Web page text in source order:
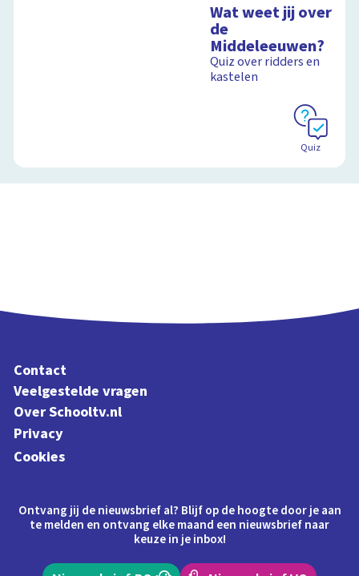
Wat weet jij over
de
Middeleeuwen?
Quiz over ridders en
kastelen
Quiz
Contact
Veelgestelde vragen
Over Schooltv.nl
Privacy
Cookies
Ontvang jij de nieuwsbrief al? Blijf op de hoogte door je aan
te melden en ontvang elke maand een nieuwsbrief naar
keuze in je inbox!